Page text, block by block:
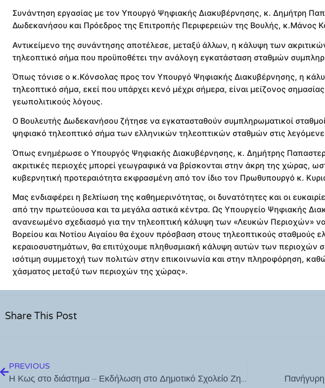
Συνάντηση εργασίας με τον Υπουργό Ψηφιακής Διακυβέρνησης, κ. Δημήτρη
Δωδεκανήσου και Πρόεδρος της Επιτροπής Περιφερειών της Βουλής, κ.Μάνος
Αντικείμενο της συνάντησης αποτέλεσε, μεταξύ άλλων, η κάλυψη των
τηλεοπτικό σήμα που προϋποθέτει την ανάλογη εγκατάσταση σταθμών
Όπως τόνισε ο κ.Κόνσολας προς τον Υπουργό Ψηφιακής Διακυβέρνησης, η
τηλεοπτικό σήμα, εκεί που υπάρχει κενό μέχρι σήμερα, είναι μείζονος
γεωπολιτικούς λόγους.
Ο Βουλευτής Δωδεκανήσου ζήτησε να εγκατασταθούν συμπληρωματικοί
ψηφιακό τηλεοπτικό σήμα των ελληνικών τηλεοπτικών σταθμών στις
Όπως ενημέρωσε ο Υπουργός Ψηφιακής Διακυβέρνησης, κ. Δημήτρης
ακριτικές περιοχές μπορεί γεωγραφικά να βρίσκονται στην άκρη της χώρας,
κυβερνητική προτεραιότητα εκφρασμένη από τον ίδιο τον Πρωθυπουργό κ.
Μας ενδιαφέρει η βελτίωση της καθημερινότητας, οι δυνατότητες και οι
από την πρωτεύουσα και τα μεγάλα αστικά κέντρα. Ως Υπουργείο Ψηφιακής
ανανεωμένο σχεδιασμό για την τηλεοπτική κάλυψη των «Λευκών Περιοχών» να
Βορείου και Νοτίου Αιγαίου θα έχουν πρόσβαση στους τηλεοπτικούς σταθμούς
κεραιοσυστημάτων, θα επιτύχουμε πληθυσμιακή κάλυψη αυτών των περιοχών
ισότιμη συμμετοχή των πολιτών στην επικοινωνία και στην πληροφόρηση,
χάσματος μεταξύ των περιοχών της χώρας».
Share This Post
PREVIOUS
Η Κως στο διάστημα – Εκδήλωση στο Δημοτικό Σχολείο Ζηπαρίου Κω – Ιπποκράτεια 2024